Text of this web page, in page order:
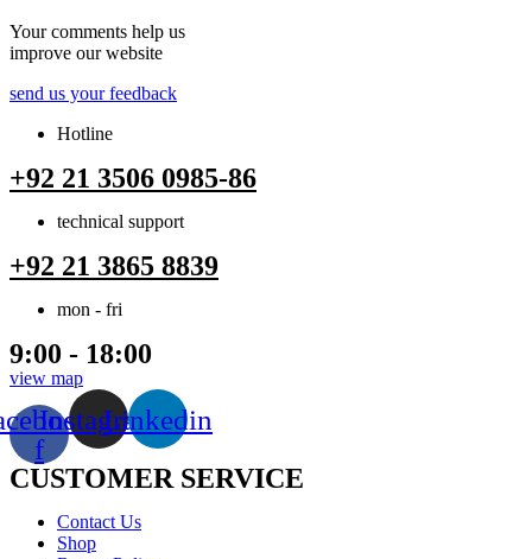
Your comments help us
improve our website
send us your feedback
Hotline
+92 21 3506 0985-86
technical support
+92 21 3865 8839
mon - fri
9:00 - 18:00
view map
f
InstagramLinkedin
CUSTOMER SERVICE
Menu
Contact Us
Shop